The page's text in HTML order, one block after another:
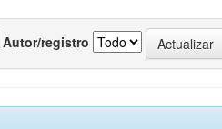
Autor/registro